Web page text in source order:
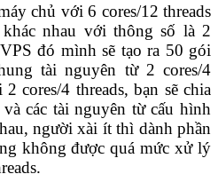
chủ với 6 cores/12 threads
nhau với thông số là 2
đó mình sẽ tạo ra 50 gói
tài nguyên từ 2 cores/4
cores/4 threads, bạn sẽ chia
các tài nguyên từ cấu hình
người xài ít thì dành phần
không được quá mức xử lý